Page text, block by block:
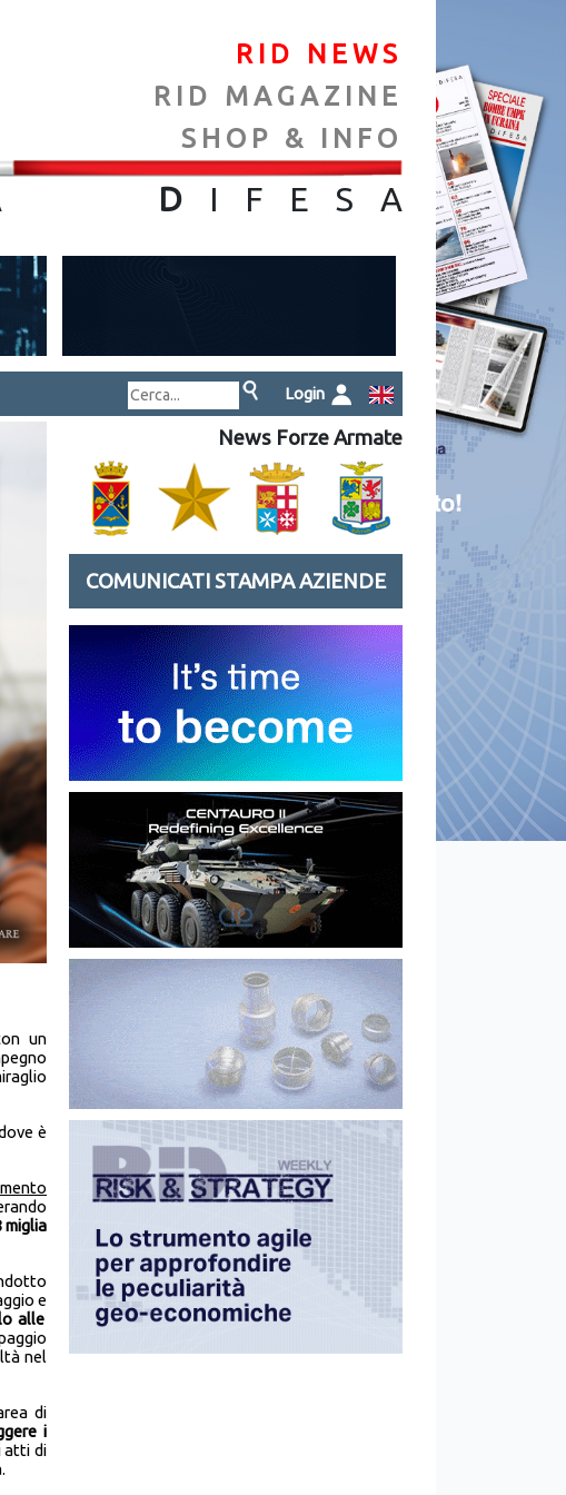
RID NEWS
RID MAGAZINE
SHOP & INFO
D IFES A
Login
un
è
miglia
e
alle
nel
di
i
atti di
News Forze Armate
COMUNICATI STAMPA AZIENDE